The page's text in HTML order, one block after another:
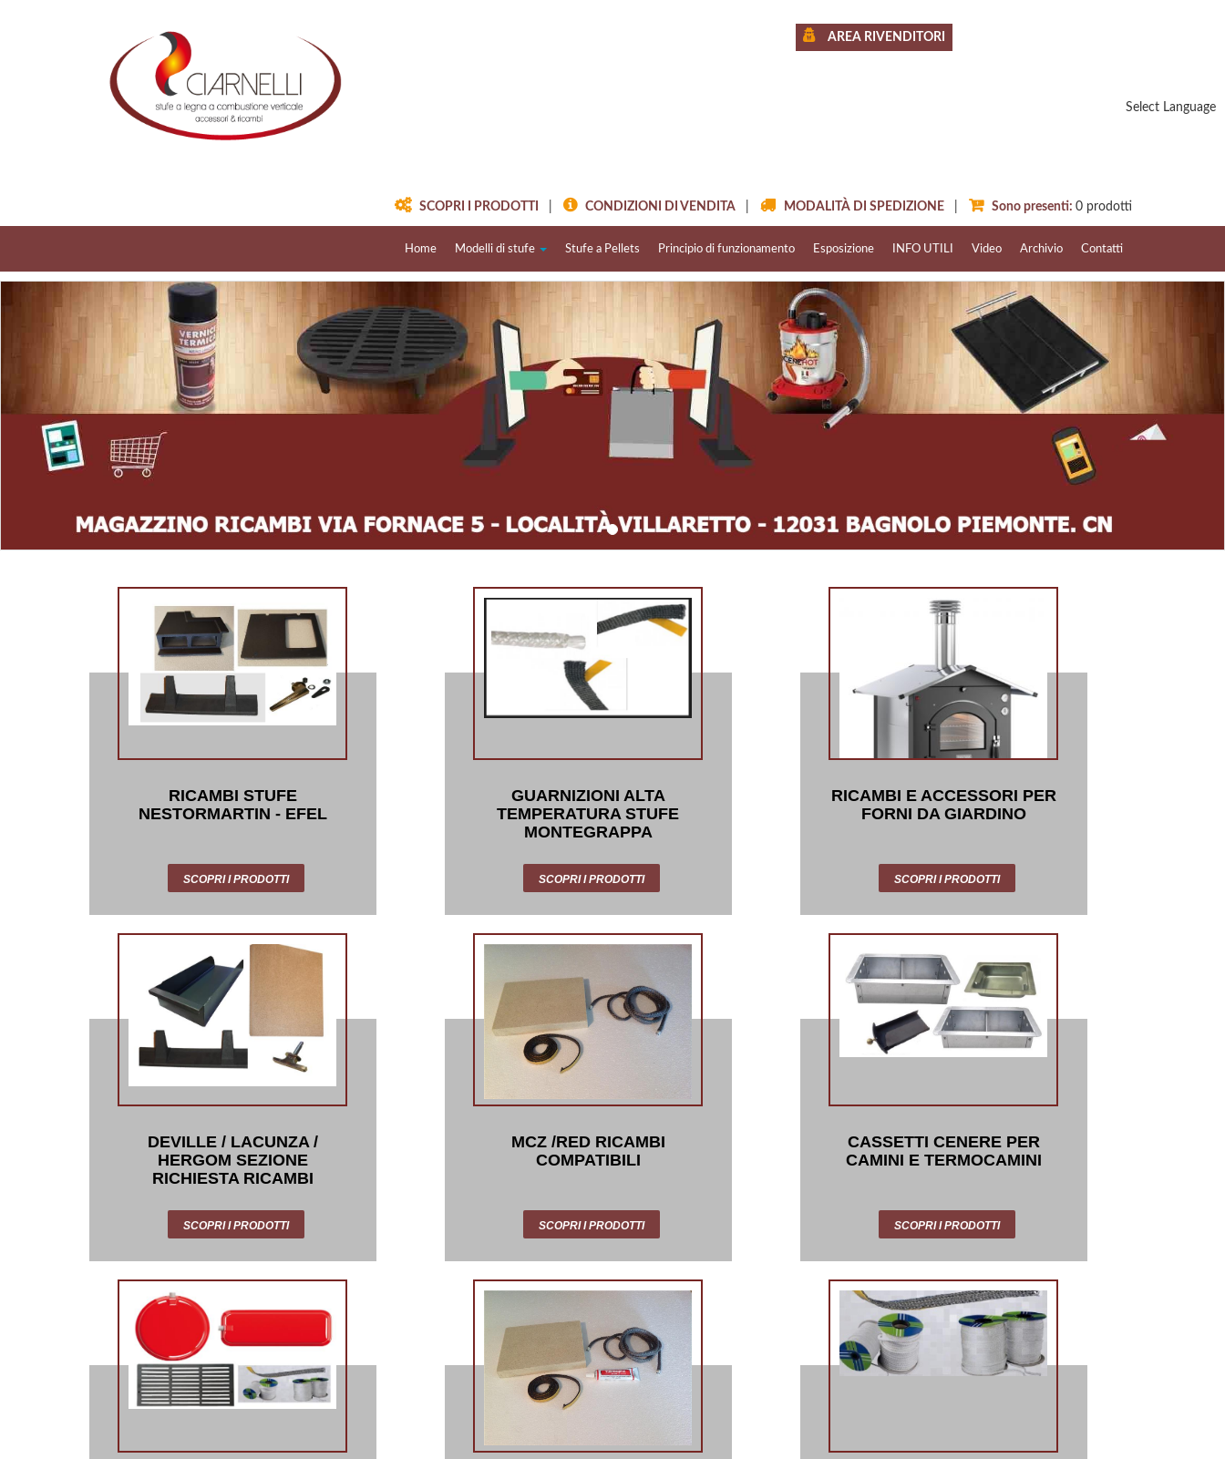
AREA RIVENDITORI
Select Language
SCOPRI I PRODOTTI CONDIZIONI DI VENDITA MODALITÀ DI SPEDIZIONE Sono presenti: 0 prodotti
Home Modelli di stufe Stufe a Pellets Principio di funzionamento Esposizione INFO UTILI Video Archivio Contatti
RICAMBI STUFE
NESTORMARTIN - EFEL
SCOPRI I PRODOTTI
GUARNIZIONI ALTA
TEMPERATURA STUFE
MONTEGRAPPA
SCOPRI I PRODOTTI
RICAMBI E ACCESSORI PER
FORNI DA GIARDINO
SCOPRI I PRODOTTI
DEVILLE / LACUNZA /
HERGOM SEZIONE
RICHIESTA RICAMBI
SCOPRI I PRODOTTI
MCZ /RED RICAMBI
COMPATIBILI
SCOPRI I PRODOTTI
CASSETTI CENERE PER
CAMINI E TERMOCAMINI
SCOPRI I PRODOTTI